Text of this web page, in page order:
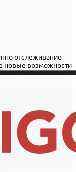
отслеживание
новые возможности